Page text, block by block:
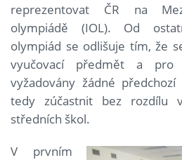
reprezentovat ČR na
olympiádě (IOL). Od
olympiád se odlišuje tím, že
vyučovací předmět a pro
vyžadovány žádné
tedy zúčastnit bez rozdílu
středních škol.
V prvním